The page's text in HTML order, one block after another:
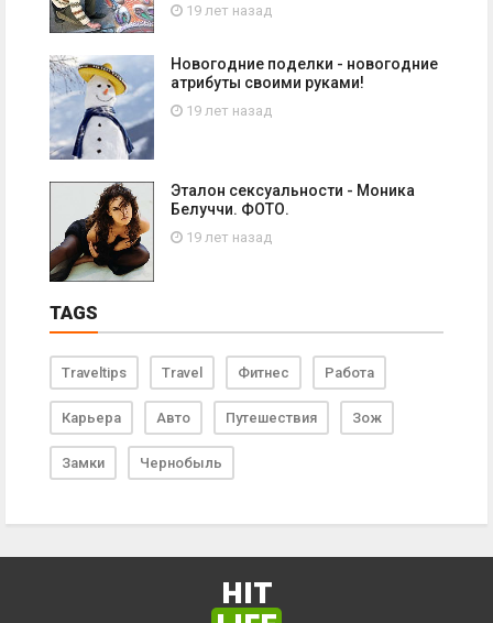
19 лет назад
Новогодние поделки - новогодние
атрибуты своими руками!
19 лет назад
Эталон сексуальности - Моника
Белуччи. ФОТО.
19 лет назад
TAGS
Traveltips Travel Фитнес Работа
Карьера Авто Путешествия Зож
Замки Чернобыль
HIT